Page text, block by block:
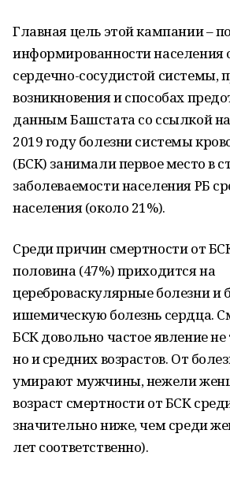
Главная цель этой кампании –
информированности населения
сердечно-сосудистой системы,
возникновения и способах
данным Башстата со ссылкой
2019 году болезни системы
(БСК) занимали первое место в
заболеваемости населения РБ
населения (около 21%).
Среди причин смертности от
половина (47%) приходится на
цереброваскулярные болезни и
ишемическую болезнь сердца.
БСК довольно частое явление
но и средних возрастов. От
умирают мужчины, нежели
возраст смертности от БСК
значительно ниже, чем среди
лет соответственно).